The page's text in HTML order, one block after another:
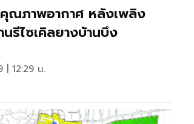
ณภาพอากาศ หลังเพลิง
นรีไซเคิลยางบ้านบึง
| 12:29 น.